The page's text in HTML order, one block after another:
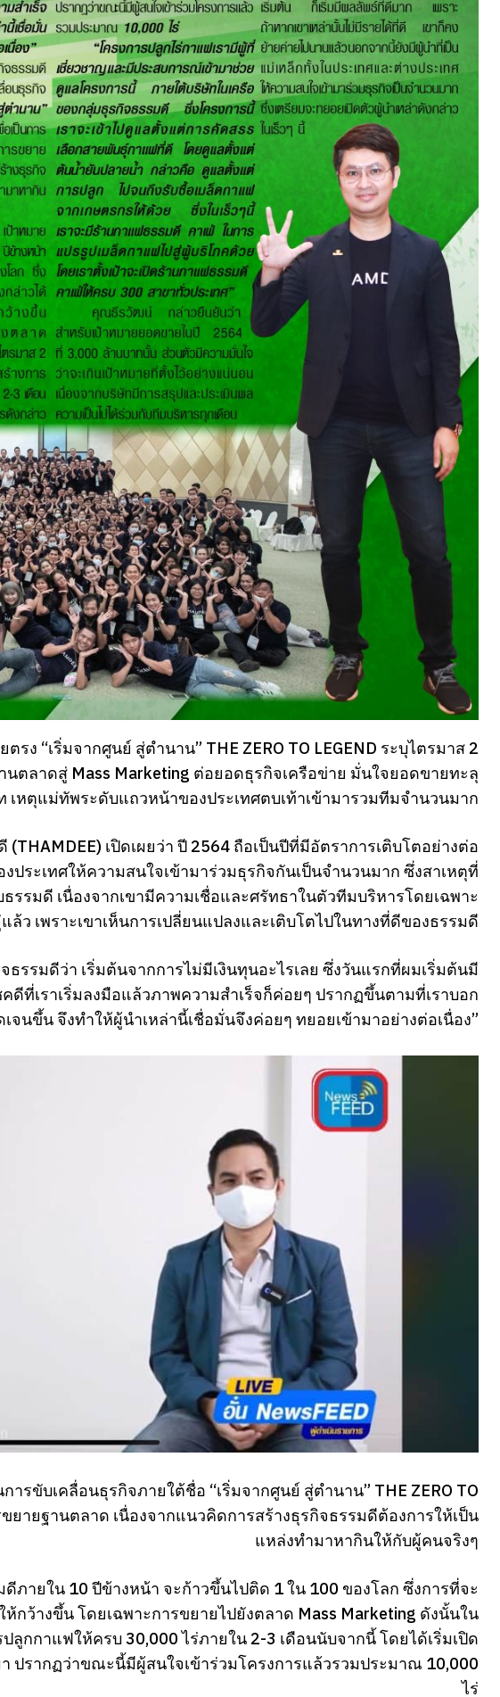
ง “เริ่มจากศูนย์ สู่ตำนาน” THE ZERO TO LEGEND ระบุไตรมาส 2
นตลาดสู่ Mass Marketing ต่อยอดธุรกิจเครือข่าย มั่นใจยอดขายทะลุ
เหตุแม่ทัพระดับแถวหน้าของประเทศตบเท้าเข้ามารวมทีมจำนวนมาก
เปิดเผยว่า ปี 2564 ถือเป็นปีที่มีอัตราการเติบโตอย่างต่อ
ระเทศให้ความสนใจเข้ามาร่วมธุรกิจกันเป็นจำนวนมาก ซึ่งสาเหตุที่
รมดี เนื่องจากเขามีความเชื่อและศรัทธาในตัวทีมบริหารโดยเฉพาะ
ล้ว เพราะเขาเห็นการเปลี่ยนแปลงและเติบโตไปในทางที่ดีของธรรมดี
รรมดีว่า เริ่มต้นจากการไม่มีเงินทุนอะไรเลย ซึ่งวันแรกที่ผมเริ่มต้นมี
ดีที่เราเริ่มลงมือแล้วภาพความสำเร็จก็ค่อยๆ ปรากฏขึ้นตามที่เราบอก
นขึ้น จึงทำให้ผู้นำเหล่านี้เชื่อมั่นจึงค่อยๆ ทยอยเข้ามาอย่างต่อเนื่อง”
ขับเคลื่อนธุรกิจภายใต้ชื่อ “เริ่มจากศูนย์ สู่ตำนาน” THE ZERO TO
ยายฐานตลาด เนื่องจากแนวคิดการสร้างธุรกิจธรรมดีต้องการให้เป็น
แหล่งทำมาหากินให้กับผู้คนจริงๆ
ายใน 10 ปีข้างหน้า จะก้าวขึ้นไปติด 1 ใน 100 ของโลก ซึ่งการที่จะ
กว้างขึ้น โดยเฉพาะการขยายไปยังตลาด Mass Marketing ดังนั้นใน
ลูกกาแฟให้ครบ 30,000 ไร่ภายใน 2-3 เดือนนับจากนี้ โดยได้เริ่มเปิด
ปรากฏว่าขณะนี้มีผู้สนใจเข้าร่วมโครงการแล้วรวมประมาณ 10,000
ไร่